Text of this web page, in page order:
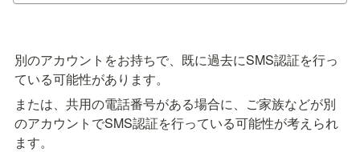
別のアカウントをお持ちで、既に過去にSMS認証を行っ
ている可能性があります。
または、共用の電話番号がある場合に、ご家族などが別
のアカウントでSMS認証を行っている可能性が考えられ
ます。